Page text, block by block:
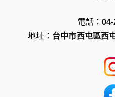
電話：
地址： 台中市西屯區西